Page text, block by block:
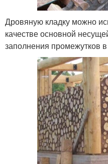
Дровяную кладку можно
качестве основной
заполнения промежутков